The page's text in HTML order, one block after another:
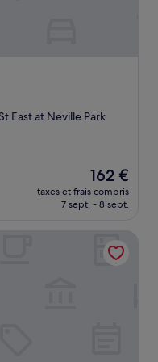
East at Neville Park
Le
nouveau
prix
de
162 €
162 €
taxes et frais compris
7 sept. - 8 sept.